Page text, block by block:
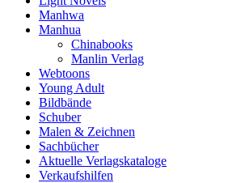
Manhwa
Manhua
Chinabooks
Manlin Verlag
Webtoons
Young Adult
Bildbände
Schuber
Malen & Zeichnen
Sachbücher
Aktuelle Verlagskataloge
Verkaufshilfen